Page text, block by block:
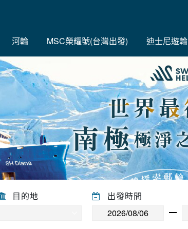
河輪 MSC榮耀號(台灣出發) 迪士尼遊輪
目的地 出發時間